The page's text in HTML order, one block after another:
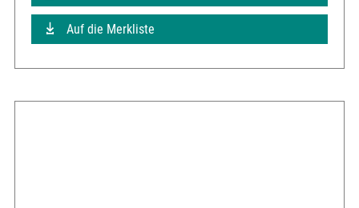
Auf die Merkliste